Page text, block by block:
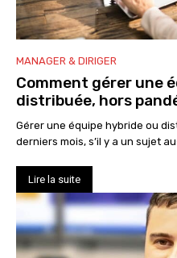
MANAGER & DIRIGER
Comment gérer une
distribuée, hors
Gérer une équipe hybride ou
derniers mois, s’il y a un sujet
Lire la suite